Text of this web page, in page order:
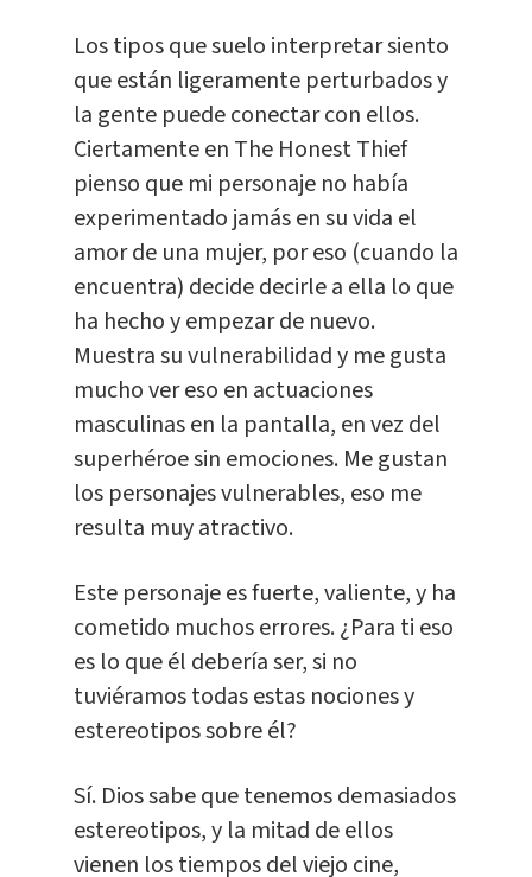
Los tipos que suelo interpretar siento
que están ligeramente perturbados y
la gente puede conectar con ellos.
Ciertamente en The Honest Thief
pienso que mi personaje no había
experimentado jamás en su vida el
amor de una mujer, por eso (cuando la
encuentra) decide decirle a ella lo que
ha hecho y empezar de nuevo.
Muestra su vulnerabilidad y me gusta
mucho ver eso en actuaciones
masculinas en la pantalla, en vez del
superhéroe sin emociones. Me gustan
los personajes vulnerables, eso me
resulta muy atractivo.
Este personaje es fuerte, valiente, y ha
cometido muchos errores. ¿Para ti eso
es lo que él debería ser, si no
tuviéramos todas estas nociones y
estereotipos sobre él?
Sí. Dios sabe que tenemos demasiados
estereotipos, y la mitad de ellos
vienen los tiempos del viejo cine,